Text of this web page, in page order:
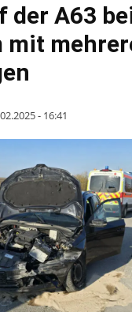
der A63
mit
- 16:41